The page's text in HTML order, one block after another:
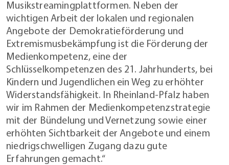
Musikstreamingplattformen. Neben der
wichtigen Arbeit der lokalen und regionalen
Angebote der Demokratieförderung und
Extremismusbekämpfung ist die Förderung der
Medienkompetenz, eine der
Schlüsselkompetenzen des 21. Jahrhunderts, bei
Kindern und Jugendlichen ein Weg zu erhöhter
Widerstandsfähigkeit. In Rheinland-Pfalz haben
wir im Rahmen der Medienkompetenzstrategie
mit der Bündelung und Vernetzung sowie einer
erhöhten Sichtbarkeit der Angebote und einem
niedrigschwelligen Zugang dazu gute
Erfahrungen gemacht.“